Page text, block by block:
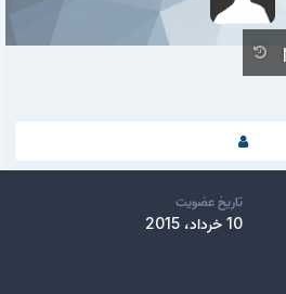
تاریخ عضویت
10 خرداد، 2015